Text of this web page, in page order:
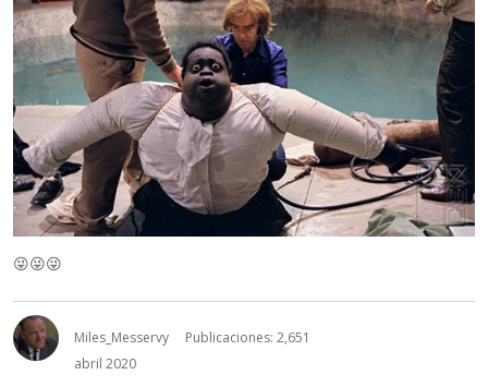
😜😜😜
Miles_Messervy
Publicaciones: 2,651
abril 2020